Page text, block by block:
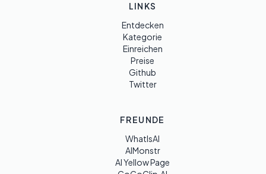
LINKS
Entdecken
Kategorie
Einreichen
Preise
Github
Twitter
FREUNDE
WhatIsAI
AIMonstr
AI Yellow Page